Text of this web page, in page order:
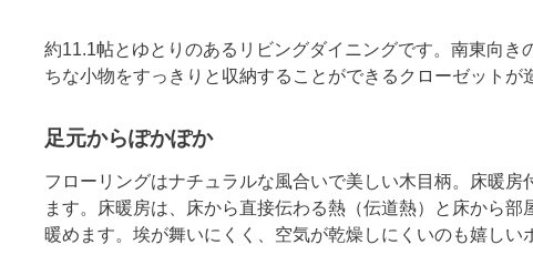
約11.1帖とゆとりのあるリビングダイニングです。南東向
ちな小物をすっきりと収納することができるクローゼットが
足元からぽかぽか
フローリングはナチュラルな風合いで美しい木目柄。床暖
ます。床暖房は、床から直接伝わる熱（伝道熱）と床から
暖めます。埃が舞いにくく、空気が乾燥しにくいのも嬉しい